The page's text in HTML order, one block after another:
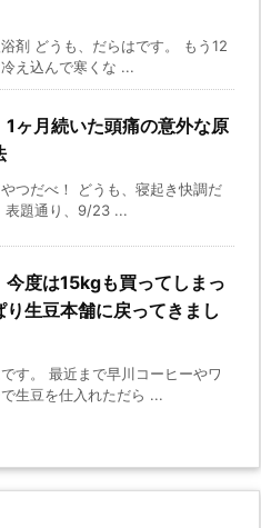
剤 どうも、だらはです。 もう12
え込んで寒くな ...
1ヶ月続いた頭痛の意外な原
つだべ！ どうも、寝起き快調だ
表題通り、9/23 ...
今度は15kgも買ってしまっ
り生豆本舗に戻ってきまし
す。 最近まで早川コーヒーやワ
生豆を仕入れただら ...